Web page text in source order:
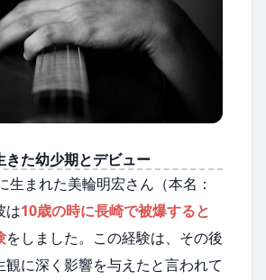
きた幼少期とデビュー
生まれた美輪明宏さん（本名：
は10歳の時に長崎で被爆すると
をしました。この経験は、その後
観に深く影響を与えたと言われて